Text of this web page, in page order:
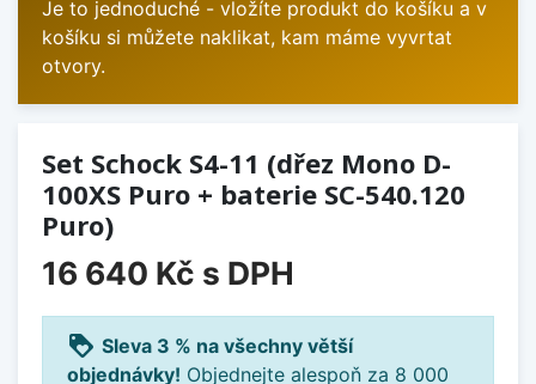
Je to jednoduché - vložíte produkt do košíku a v
košíku si můžete naklikat, kam máme vyvrtat
otvory.
Set Schock S4-11 (dřez Mono D-
100XS Puro + baterie SC-540.120
Puro)
16 640 Kč s DPH
loyalty Sleva 3 % na všechny větší
objednávky! Objednejte alespoň za 8 000